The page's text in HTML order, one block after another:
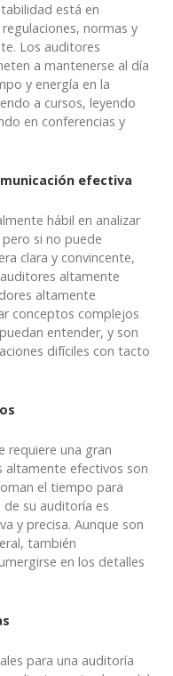
está en
normas y
Los auditores
a mantenerse al día
y energía en la
a cursos, leyendo
en conferencias y
efectiva
hábil en analizar
si no puede
clara y convincente,
altamente
altamente
conceptos complejos
entender, y son
difíciles con tacto
requiere una gran
altamente efectivos son
el tiempo para
su auditoría es
y precisa. Aunque son
también
en los detalles
para una auditoría